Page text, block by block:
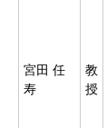
宮田 任
寿
教
授